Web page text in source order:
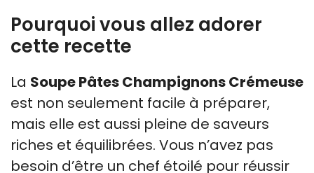
Pourquoi vous allez adorer
cette recette
La Soupe Pâtes Champignons Crémeuse
est non seulement facile à préparer,
mais elle est aussi pleine de saveurs
riches et équilibrées. Vous n’avez pas
besoin d’être un chef étoilé pour réussir